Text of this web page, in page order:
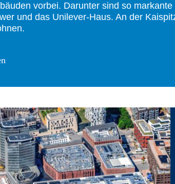
vorbei. Darunter sind so
und das Unilever-Haus. An der